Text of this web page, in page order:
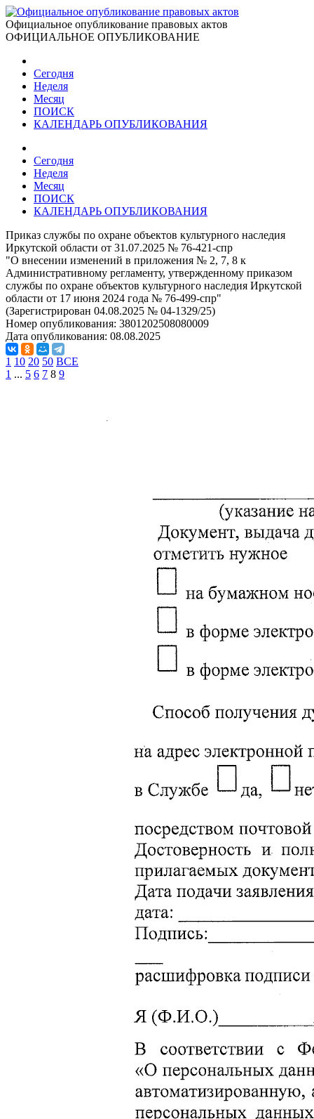
Официальное опубликование правовых актов
ОФИЦИАЛЬНОЕ ОПУБЛИКОВАНИЕ
Сегодня
Неделя
Месяц
ПОИСК
КАЛЕНДАРЬ ОПУБЛИКОВАНИЯ
Сегодня
Неделя
Месяц
ПОИСК
КАЛЕНДАРЬ ОПУБЛИКОВАНИЯ
Приказ службы по охране объектов культурного наследия
Иркутской области от 31.07.2025 № 76-421-спр
"О внесении изменений в приложения № 2, 7, 8 к
Административному регламенту, утвержденному приказом
службы по охране объектов культурного наследия Иркутской
области от 17 июня 2024 года № 76-499-спр"
(Зарегистрирован 04.08.2025 № 04-1329/25)
Номер опубликования: 3801202508080009
Дата опубликования: 08.08.2025
1 10 20 50 ВСЕ
1 ... 5 6 7 8 9